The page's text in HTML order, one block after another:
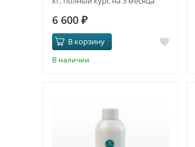
6 600 ₽
В корзину
В наличии